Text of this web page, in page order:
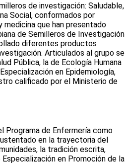
de investigación: Saludable,
Social, conformados por
que han presentado
de Semilleros de Investigación
diferentes productos
Articulados al grupo se
Pública, la de Ecología Humana
en Epidemiología,
calificado por el Ministerio de
Programa de Enfermería como
en la trayectoria del
la tradición escrita,
en Promoción de la